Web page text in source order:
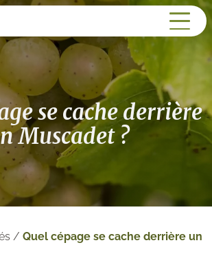
se cache derrière
Muscadet ?
/ Quel cépage se cache derrière un